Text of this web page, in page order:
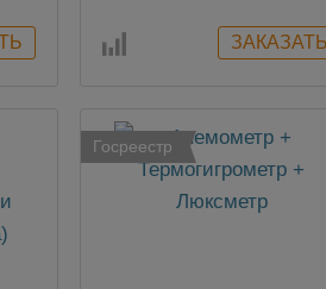
Госреестр